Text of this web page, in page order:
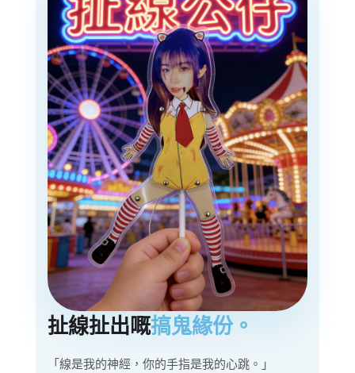
扯線扯出嘅搞鬼緣份。
「線是我的神經，你的手指是我的心跳。」